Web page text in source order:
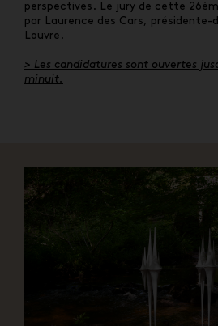
perspectives. Le jury de cette
par Laurence des Cars, présidente-
Louvre.
> Les candidatures sont ouvertes
minuit.